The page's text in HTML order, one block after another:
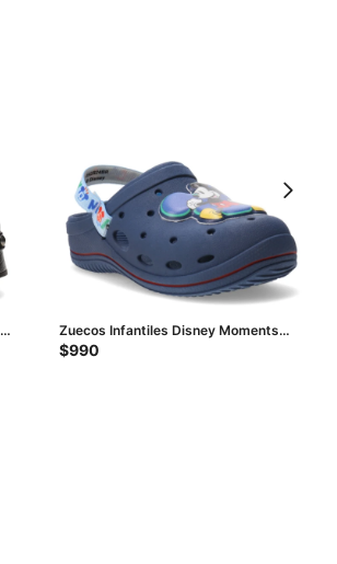
Zuecos Infantiles Disney Moments
Babuch Baby - Azul Oscuro
$990